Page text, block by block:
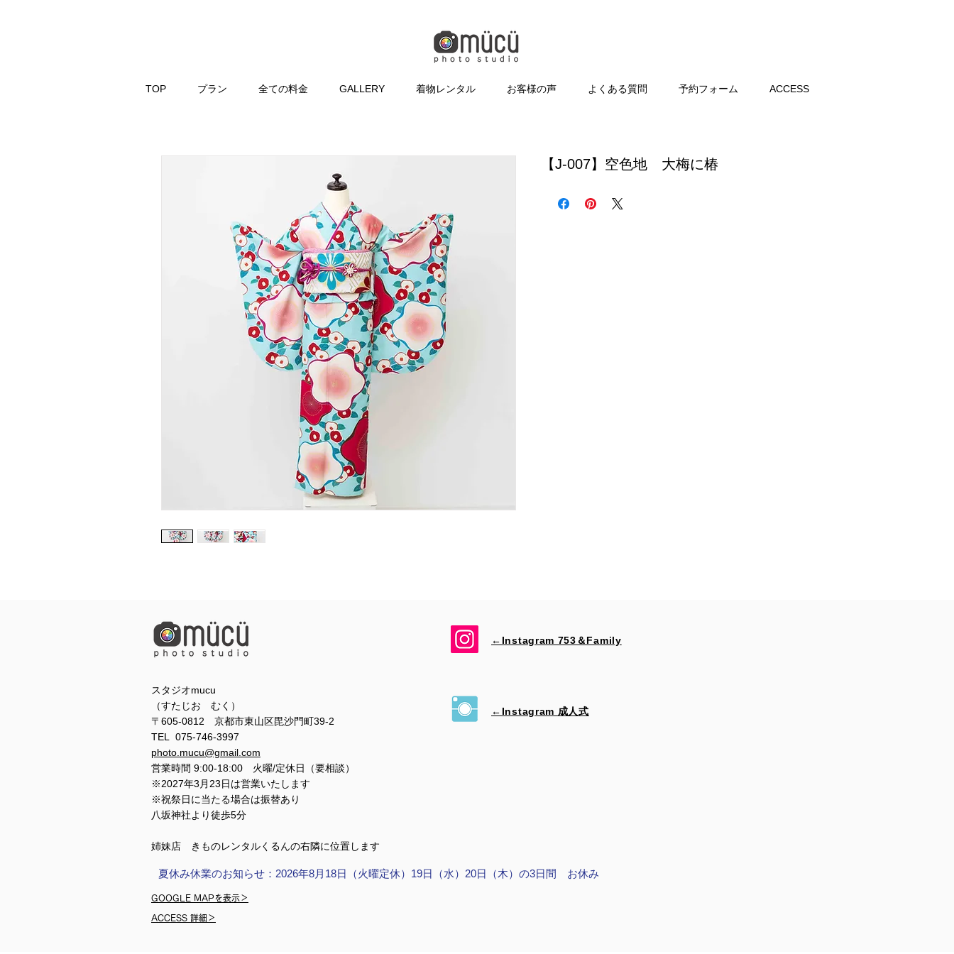
TOP プラン 全ての料金 GALLERY 着物レンタル お客様の声 よくある質問 予約フォーム ACCESS
【J-007】空色地 大梅に椿
←Instagram 753＆​Family
スタジオmucu
（すたじお むく）
〒605-0812 京都市東山区毘沙門町39-2
TEL 075-746-3997
photo.mucu@gmail.com
営業時間 9:00-18:00 火曜/定休日（要相談）
※2027年3月23日は営業いたします
※祝祭日に当たる場合は振替あり
​​八坂神社より徒歩5分
姉妹店 きものレンタルくるんの右隣に位置します
←Instagram 成人式
夏休み休業のお知らせ：2026年8月18日（火曜定休）19日（水）20日（木）の3日間 お休み
GOOGLE MAPを表示＞
ACCESS 詳細＞